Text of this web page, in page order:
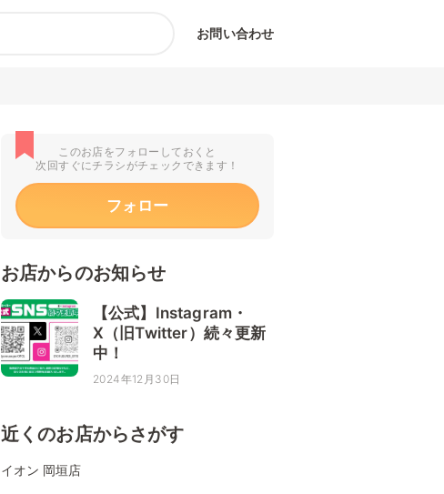
お問い合わせ
このお店をフォローしておくと
次回すぐにチラシがチェックできます！
フォロー
お店からのお知らせ
【公式】Instagram・
X（旧Twitter）続々更新
中！
2024年12月30日
近くのお店からさがす
イオン 岡垣店